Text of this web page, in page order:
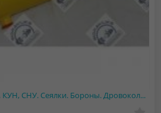
Гидроцилиндры ПКУ-08, КУН, СНУ. Сеялки. Бороны. Дровоколы. Погрузчики